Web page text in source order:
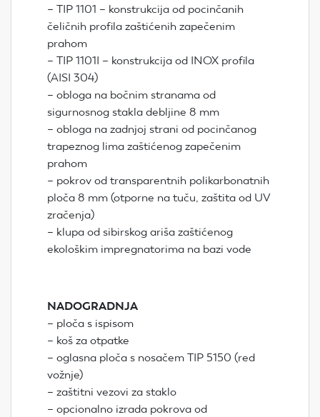
– TIP 1101 – konstrukcija od pocinčanih
čeličnih profila zaštićenih zapečenim
prahom
– TIP 1101I – konstrukcija od INOX profila
(AISI 304)
– obloga na bočnim stranama od
sigurnosnog stakla debljine 8 mm
– obloga na zadnjoj strani od pocinčanog
trapeznog lima zaštićenog zapečenim
prahom
– pokrov od transparentnih polikarbonatnih
ploča 8 mm (otporne na tuču, zaštita od UV
zračenja)
– klupa od sibirskog ariša zaštićenog
ekološkim impregnatorima na bazi vode
NADOGRADNJA
– ploča s ispisom
– koš za otpatke
– oglasna ploča s nosačem TIP 5150 (red
vožnje)
– zaštitni vezovi za staklo
– opcionalno izrada pokrova od